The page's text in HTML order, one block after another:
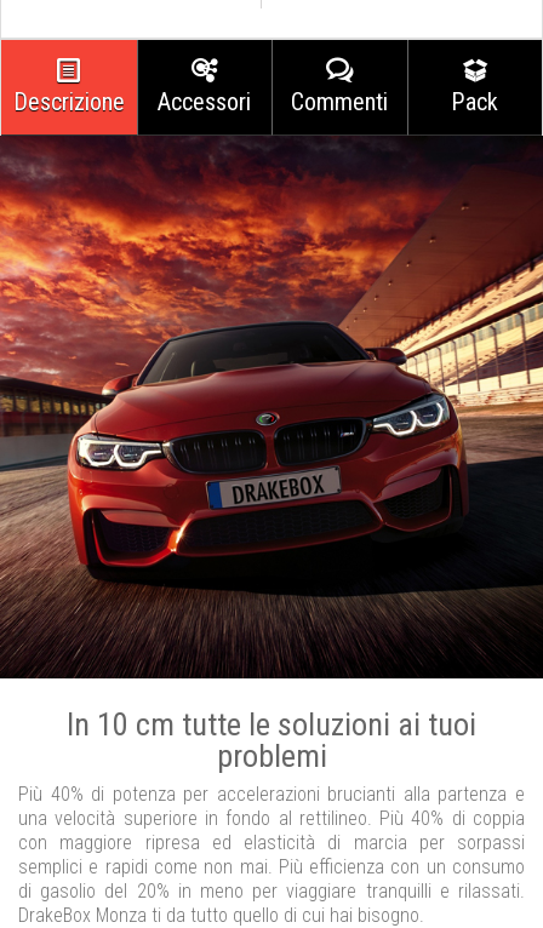
Descrizione Accessori Commenti Pack
In 10 cm tutte le soluzioni ai tuoi
problemi
Più 40% di potenza per accelerazioni brucianti alla partenza e
una velocità superiore in fondo al rettilineo. Più 40% di coppia
con maggiore ripresa ed elasticità di marcia per sorpassi
semplici e rapidi come non mai. Più efficienza con un consumo
di gasolio del 20% in meno per viaggiare tranquilli e rilassati.
DrakeBox Monza ti da tutto quello di cui hai bisogno.